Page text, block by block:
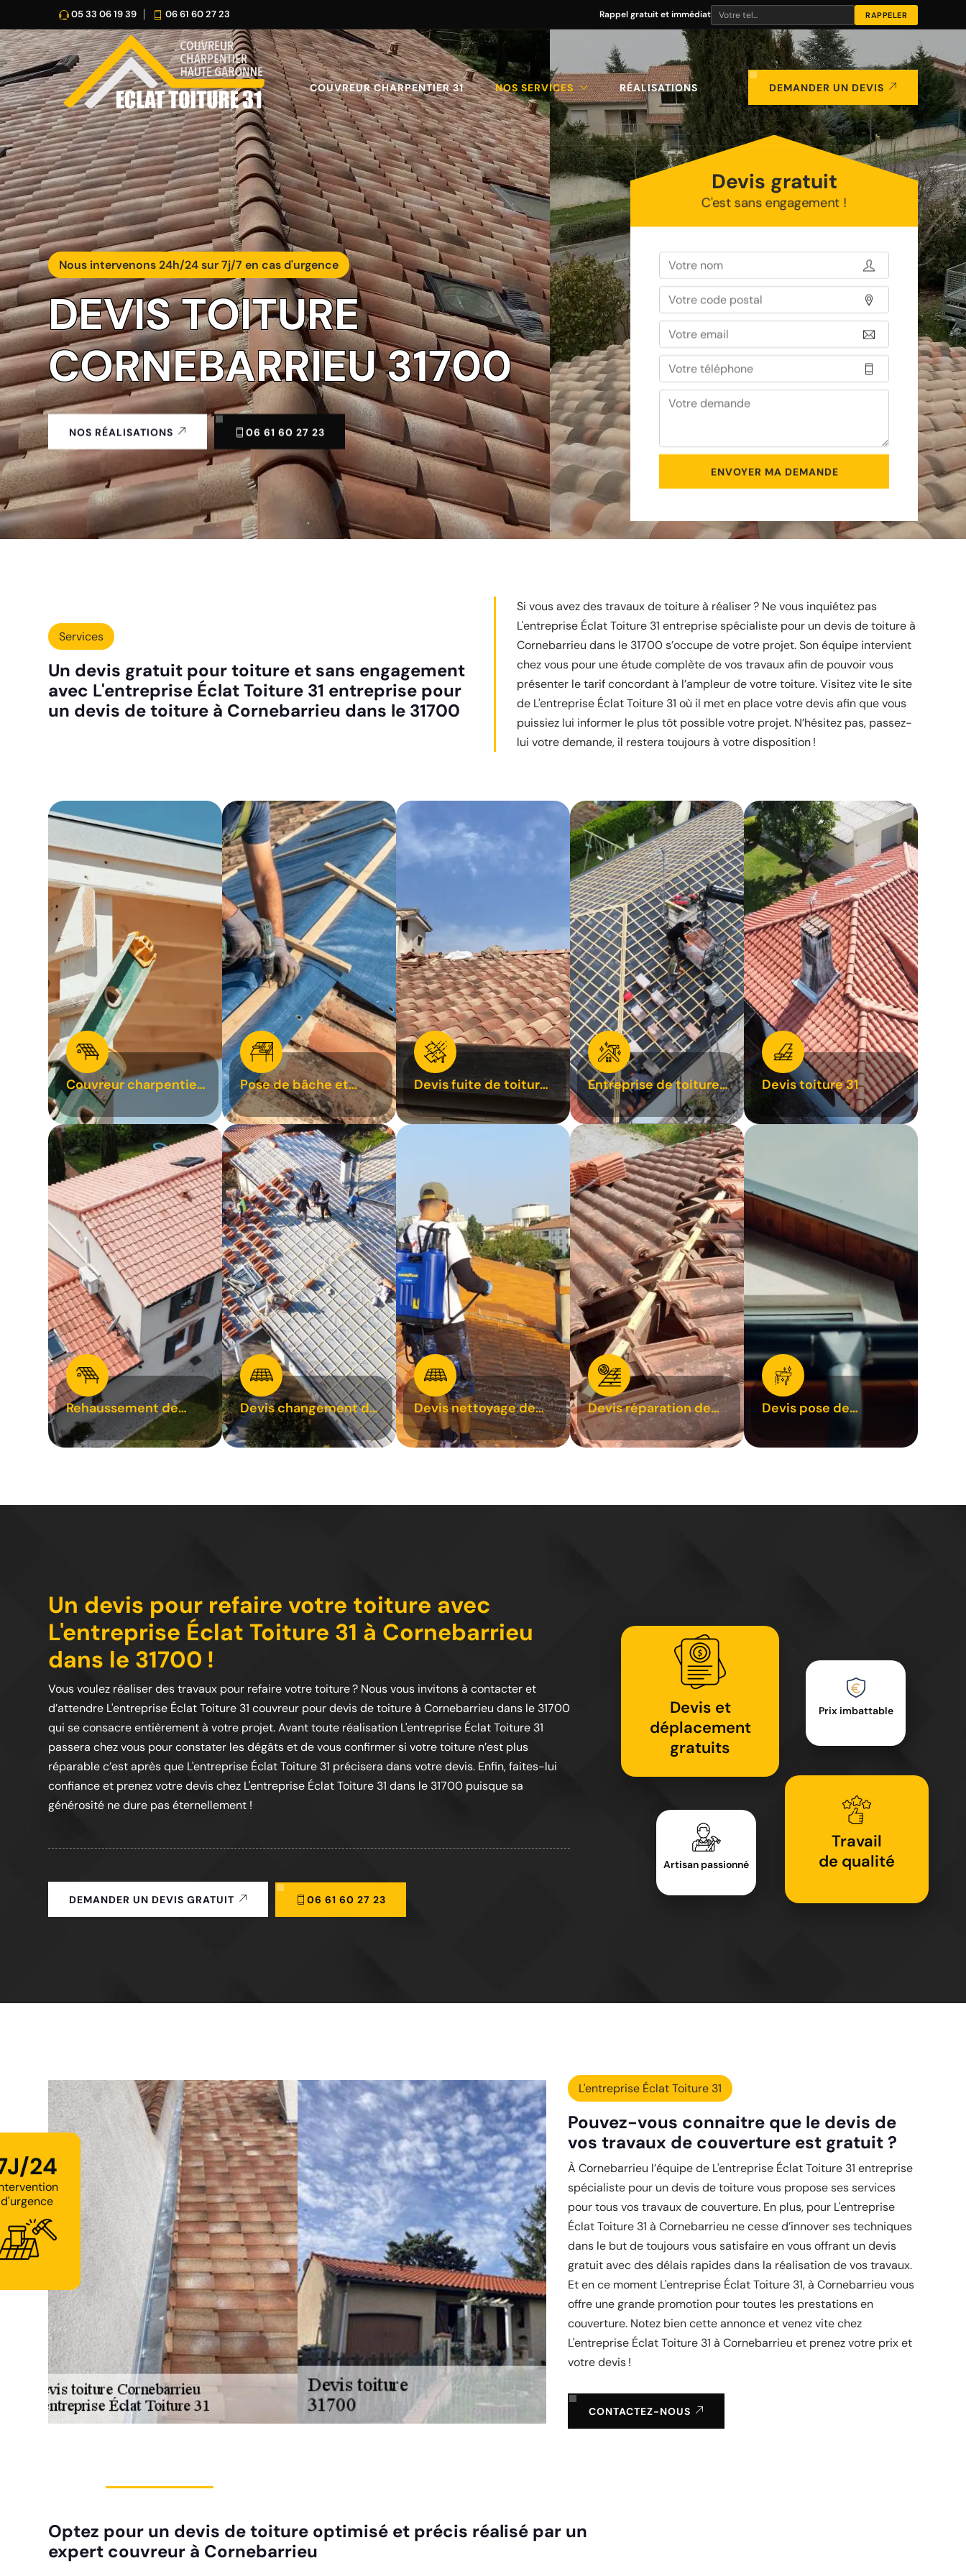
05 33 06 19 39 06 61 60 27 23 Rappel gratuit et immédiat
COUVREUR CHARPENTIER 31 NOS SERVICES RÉALISATIONS DEMANDER UN DEVIS
Nous intervenons 24h/24 sur 7j/7 en cas d'urgence
DEVIS TOITURE
CORNEBARRIEU 31700
NOS RÉALISATIONS 06 61 60 27 23
Devis gratuit
C'est sans engagement !
Services
Un devis gratuit pour toiture et sans engagement
avec L'entreprise Éclat Toiture 31 entreprise pour
un devis de toiture à Cornebarrieu dans le 31700
Si vous avez des travaux de toiture à réaliser ? Ne vous inquiétez pas
L'entreprise Éclat Toiture 31 entreprise spécialiste pour un devis de toiture à
Cornebarrieu dans le 31700 s’occupe de votre projet. Son équipe intervient
chez vous pour une étude complète de vos travaux afin de pouvoir vous
présenter le tarif concordant à l’ampleur de votre toiture. Visitez vite le site
de L'entreprise Éclat Toiture 31 où il met en place votre devis afin que vous
puissiez lui informer le plus tôt possible votre projet. N’hésitez pas, passez-
lui votre demande, il restera toujours à votre disposition !
Couvreur charpentier
31
Pose de bâche et
bâchage de toiture 31
Devis fuite de toiture
31
Entreprise de toiture
31
Devis toiture 31
Rehaussement de
toiture 31
Devis changement de
tuile 31
Devis nettoyage de
toiture 31
Devis réparation de
toiture 31
Devis pose de
Un devis pour refaire votre toiture avec
L'entreprise Éclat Toiture 31 à Cornebarrieu
dans le 31700 !
Vous voulez réaliser des travaux pour refaire votre toiture ? Nous vous invitons à contacter et
d’attendre L'entreprise Éclat Toiture 31 couvreur pour devis de toiture à Cornebarrieu dans le 31700
qui se consacre entièrement à votre projet. Avant toute réalisation L'entreprise Éclat Toiture 31
passera chez vous pour constater les dégâts et de vous confirmer si votre toiture n’est plus
réparable c’est après que L'entreprise Éclat Toiture 31 précisera dans votre devis. Enfin, faites-lui
confiance et prenez votre devis chez L'entreprise Éclat Toiture 31 dans le 31700 puisque sa
générosité ne dure pas éternellement !
Devis et
déplacement
gratuits
Artisan passionné
Prix imbattable
Travail
de qualité
DEMANDER UN DEVIS GRATUIT 06 61 60 27 23
24
d'urgence
L'entreprise Éclat Toiture 31
Pouvez-vous connaitre que le devis de
vos travaux de couverture est gratuit ?
À Cornebarrieu l’équipe de L'entreprise Éclat Toiture 31 entreprise
spécialiste pour un devis de toiture vous propose ses services
pour tous vos travaux de couverture. En plus, pour L'entreprise
Éclat Toiture 31 à Cornebarrieu ne cesse d’innover ses techniques
dans le but de toujours vous satisfaire en vous offrant un devis
gratuit avec des délais rapides dans la réalisation de vos travaux.
Et en ce moment L'entreprise Éclat Toiture 31, à Cornebarrieu vous
offre une grande promotion pour toutes les prestations en
couverture. Notez bien cette annonce et venez vite chez
L'entreprise Éclat Toiture 31 à Cornebarrieu et prenez votre prix et
votre devis !
CONTACTEZ-NOUS
Optez pour un devis de toiture optimisé et précis réalisé par un
expert couvreur à Cornebarrieu